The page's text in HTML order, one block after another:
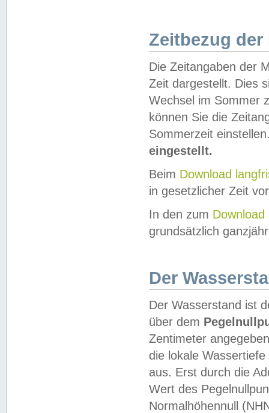
Zeitbezug der
Die Zeitangaben der
Zeit dargestellt. Dies
Wechsel im Sommer
können Sie die
Sommerzeit
eingestellt.
Beim Download
in gesetzlicher Zeit
In den zum Download
grundsätzlich
Der
Der Wasserstand ist
über dem
Zentimeter
die lokale
aus. Erst durch die
Wert des
Normalhöhennull